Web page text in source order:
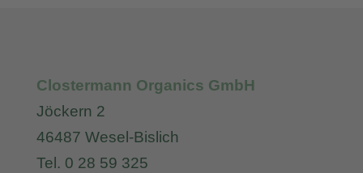
Clostermann Organics GmbH
Jöckern 2
46487 Wesel-Bislich
Tel. 0 28 59 325